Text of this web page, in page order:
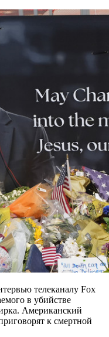
телеканалу Fox
в убийстве
Американский
к смертной